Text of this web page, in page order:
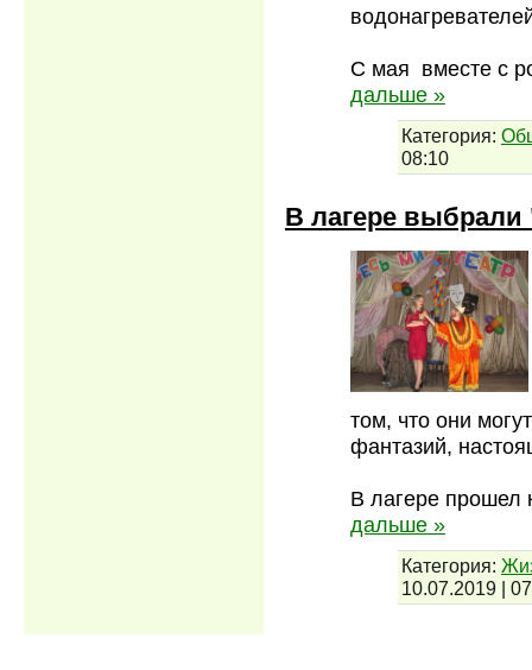
С мая вместе с
дальше »
Категория:
08:10
В лагере
том, что они
фантазий,
В лагере прошел
дальше »
Категория:
10.07.2019 |